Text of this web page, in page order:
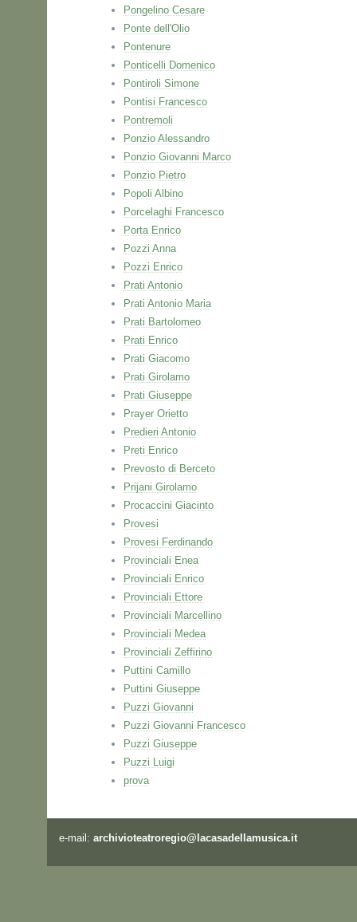
Pongelino Cesare
Ponte dell'Olio
Pontenure
Ponticelli Domenico
Pontiroli Simone
Pontisi Francesco
Pontremoli
Ponzio Alessandro
Ponzio Giovanni Marco
Ponzio Pietro
Popoli Albino
Porcelaghi Francesco
Porta Enrico
Pozzi Anna
Pozzi Enrico
Prati Antonio
Prati Antonio Maria
Prati Bartolomeo
Prati Enrico
Prati Giacomo
Prati Girolamo
Prati Giuseppe
Prayer Orietto
Predieri Antonio
Preti Enrico
Prevosto di Berceto
Prijani Girolamo
Procaccini Giacinto
Provesi
Provesi Ferdinando
Provinciali Enea
Provinciali Enrico
Provinciali Ettore
Provinciali Marcellino
Provinciali Medea
Provinciali Zeffirino
Puttini Camillo
Puttini Giuseppe
Puzzi Giovanni
Puzzi Giovanni Francesco
Puzzi Giuseppe
Puzzi Luigi
prova
e-mail: archivioteatroregio@lacasadellamusica.it